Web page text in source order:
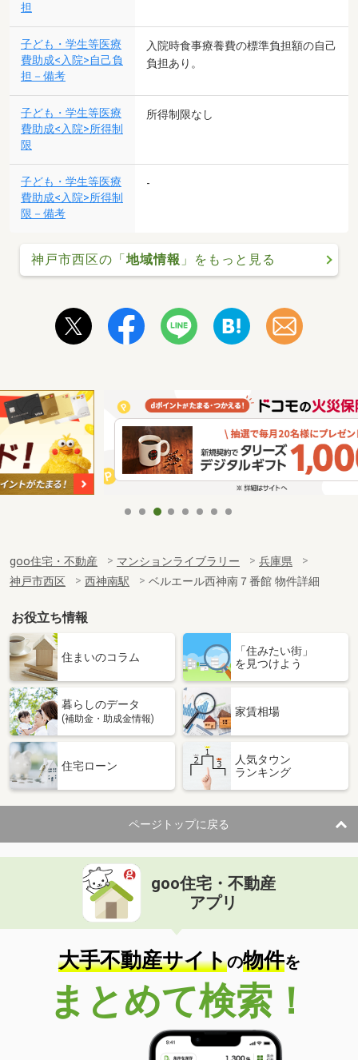
担
子ども・学生等医療
費助成<入院>自己負
担－備考
入院時食事療養費の標準負担額の自己
負担あり。
子ども・学生等医療
費助成<入院>所得制
限
所得制限なし
子ども・学生等医療
費助成<入院>所得制
限－備考
-
神戸市西区の「地域情報 」をもっと見る
goo住宅・不動産 マンションライブラリー
兵庫県
神戸市西区
西神南駅 ベルエール西神南７番館 物件詳細
お役立ち情報
住まいのコラム
「住みたい街」
を見つけよう
暮らしのデータ
(補助金・助成金情報)
家賃相場
住宅ローン
人気タウン
ランキング
ページトップに戻る
goo住宅・不動産
アプリ
大手不動産サイトの物件を
まとめて検索！